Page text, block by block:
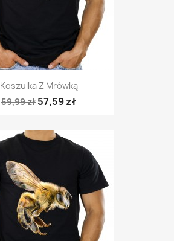
Koszulka Z Mrówką
59,99 zł 57,59 zł